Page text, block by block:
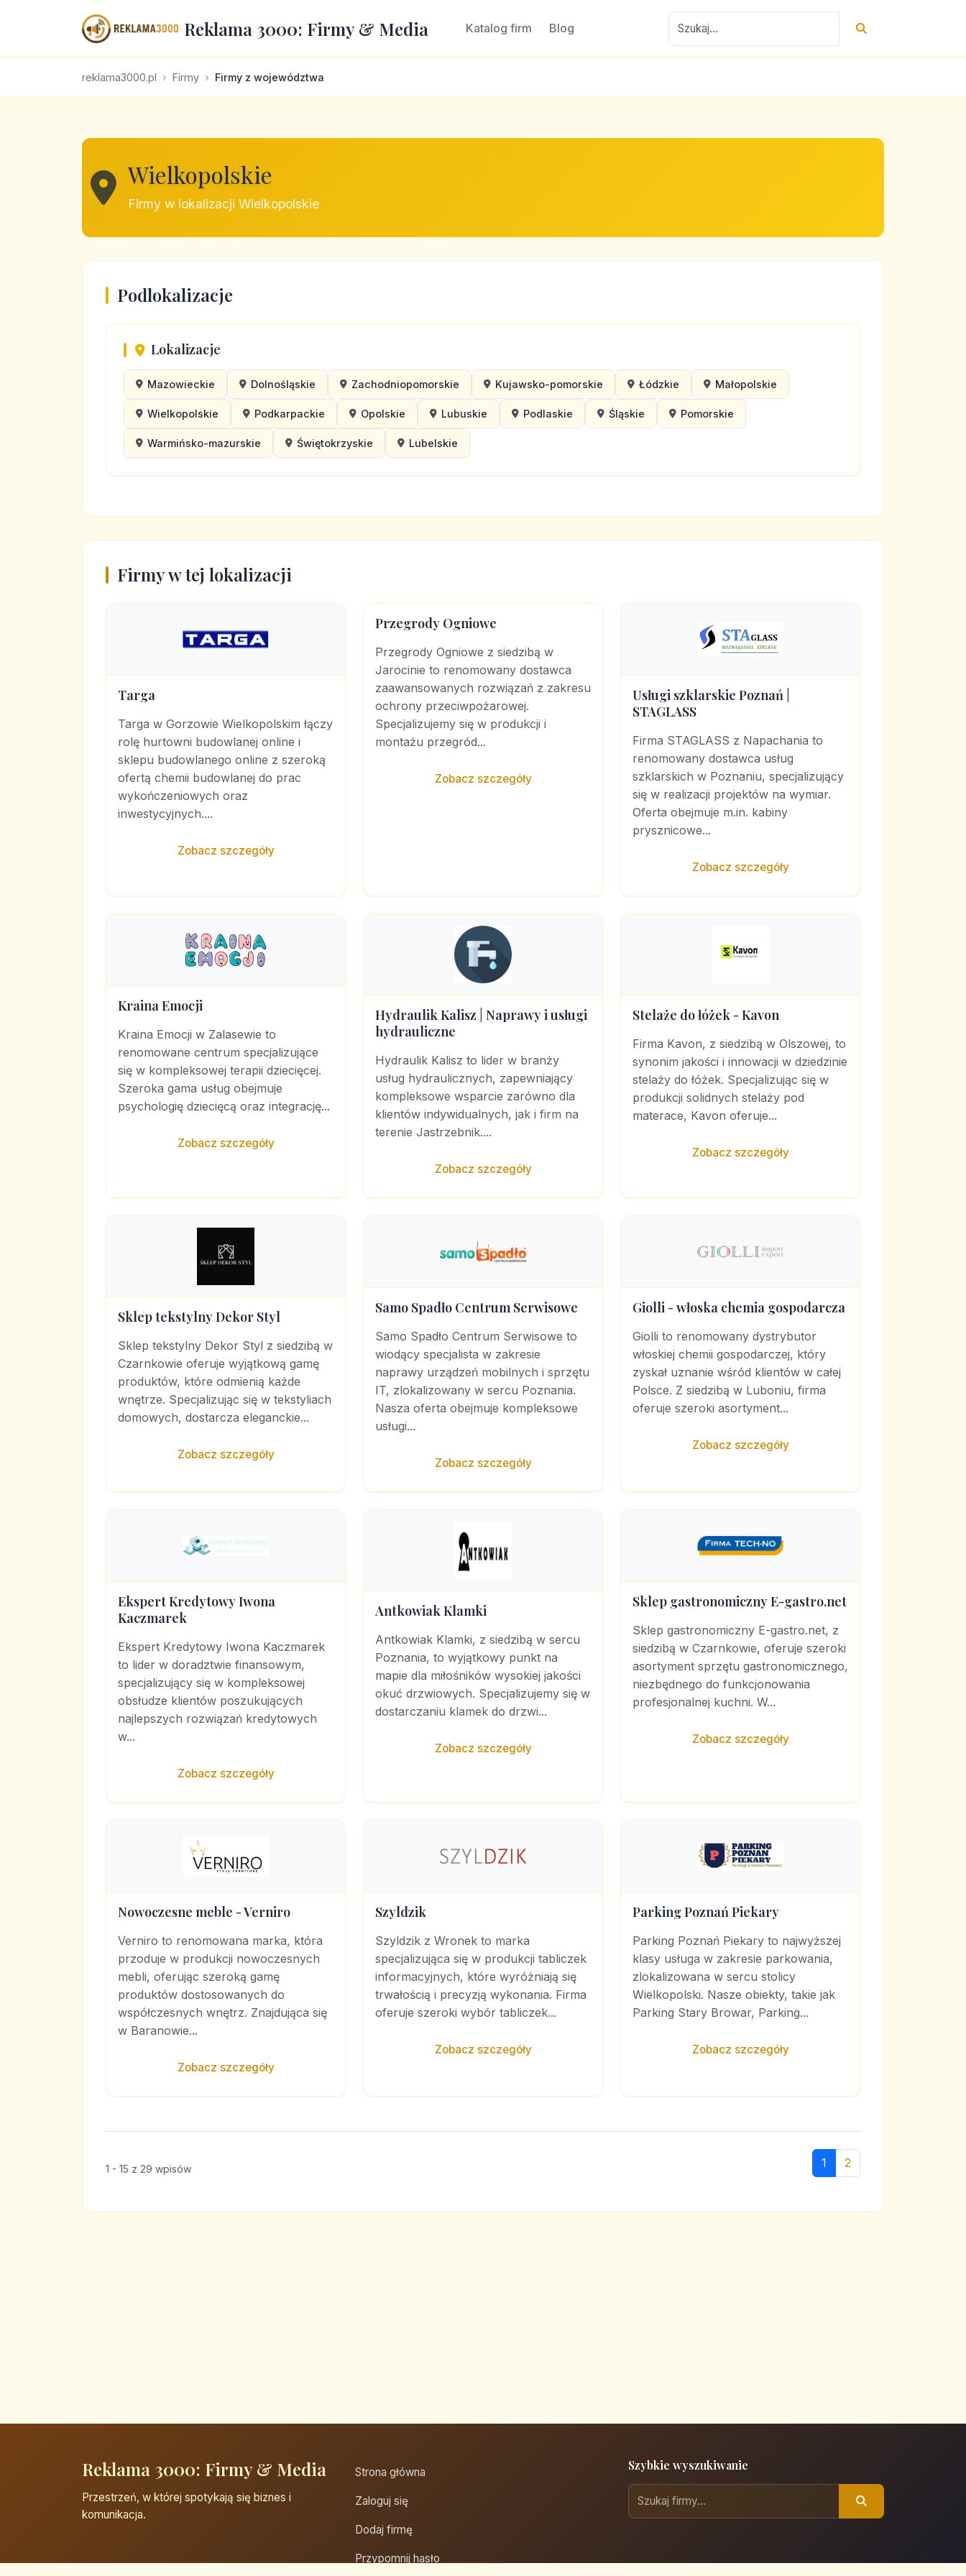
Reklama 3000: Firmy & Media Katalog firm Blog
reklama3000.pl Firmy Firmy z województwa
Wielkopolskie
Firmy w lokalizacji Wielkopolskie
Podlokalizacje
Lokalizacje
Mazowieckie Dolnośląskie Zachodniopomorskie Kujawsko-pomorskie Łódzkie Małopolskie
Wielkopolskie Podkarpackie Opolskie Lubuskie Podlaskie Śląskie Pomorskie
Warmińsko-mazurskie Świętokrzyskie Lubelskie
Firmy w tej lokalizacji
Targa
Targa w Gorzowie Wielkopolskim łączy
rolę hurtowni budowlanej online i
sklepu budowlanego online z szeroką
ofertą chemii budowlanej do prac
wykończeniowych oraz
inwestycyjnych....
Zobacz szczegóły
Przegrody Ogniowe
Przegrody Ogniowe z siedzibą w
Jarocinie to renomowany dostawca
zaawansowanych rozwiązań z zakresu
ochrony przeciwpożarowej.
Specjalizujemy się w produkcji i
montażu przegród...
Zobacz szczegóły
Usługi szklarskie Poznań |
STAGLASS
Firma STAGLASS z Napachania to
renomowany dostawca usług
szklarskich w Poznaniu, specjalizujący
się w realizacji projektów na wymiar.
Oferta obejmuje m.in. kabiny
prysznicowe...
Zobacz szczegóły
Kraina Emocji
Kraina Emocji w Zalasewie to
renomowane centrum specjalizujące
się w kompleksowej terapii dziecięcej.
Szeroka gama usług obejmuje
psychologię dziecięcą oraz integrację...
Zobacz szczegóły
Hydraulik Kalisz | Naprawy i usługi
hydrauliczne
Hydraulik Kalisz to lider w branży
usług hydraulicznych, zapewniający
kompleksowe wsparcie zarówno dla
klientów indywidualnych, jak i firm na
terenie Jastrzebnik....
Zobacz szczegóły
Stelaże do łóżek - Kavon
Firma Kavon, z siedzibą w Olszowej, to
synonim jakości i innowacji w dziedzinie
stelaży do łóżek. Specjalizując się w
produkcji solidnych stelaży pod
materace, Kavon oferuje...
Zobacz szczegóły
Sklep tekstylny Dekor Styl
Sklep tekstylny Dekor Styl z siedzibą w
Czarnkowie oferuje wyjątkową gamę
produktów, które odmienią każde
wnętrze. Specjalizując się w tekstyliach
domowych, dostarcza eleganckie...
Zobacz szczegóły
Samo Spadło Centrum Serwisowe
Samo Spadło Centrum Serwisowe to
wiodący specjalista w zakresie
naprawy urządzeń mobilnych i sprzętu
IT, zlokalizowany w sercu Poznania.
Nasza oferta obejmuje kompleksowe
usługi...
Zobacz szczegóły
Giolli - włoska chemia gospodarcza
Giolli to renomowany dystrybutor
włoskiej chemii gospodarczej, który
zyskał uznanie wśród klientów w całej
Polsce. Z siedzibą w Luboniu, firma
oferuje szeroki asortyment...
Zobacz szczegóły
Ekspert Kredytowy Iwona
Kaczmarek
Ekspert Kredytowy Iwona Kaczmarek
to lider w doradztwie finansowym,
specjalizujący się w kompleksowej
obsłudze klientów poszukujących
najlepszych rozwiązań kredytowych
w...
Zobacz szczegóły
Antkowiak Klamki
Antkowiak Klamki, z siedzibą w sercu
Poznania, to wyjątkowy punkt na
mapie dla miłośników wysokiej jakości
okuć drzwiowych. Specjalizujemy się w
dostarczaniu klamek do drzwi...
Zobacz szczegóły
Sklep gastronomiczny E-gastro.net
Sklep gastronomiczny E-gastro.net, z
siedzibą w Czarnkowie, oferuje szeroki
asortyment sprzętu gastronomicznego,
niezbędnego do funkcjonowania
profesjonalnej kuchni. W...
Zobacz szczegóły
Nowoczesne meble - Verniro
Verniro to renomowana marka, która
przoduje w produkcji nowoczesnych
mebli, oferując szeroką gamę
produktów dostosowanych do
współczesnych wnętrz. Znajdująca się
w Baranowie...
Zobacz szczegóły
Szyldzik
Szyldzik z Wronek to marka
specjalizująca się w produkcji tabliczek
informacyjnych, które wyróżniają się
trwałością i precyzją wykonania. Firma
oferuje szeroki wybór tabliczek...
Zobacz szczegóły
Parking Poznań Piekary
Parking Poznań Piekary to najwyższej
klasy usługa w zakresie parkowania,
zlokalizowana w sercu stolicy
Wielkopolski. Nasze obiekty, takie jak
Parking Stary Browar, Parking...
Zobacz szczegóły
1 - 15 z 29 wpisów 1 2
Reklama 3000: Firmy & Media
Przestrzeń, w której spotykają się biznes i
komunikacja.
Strona główna
Zaloguj się
Dodaj firmę
Przypomnij hasło
Szybkie wyszukiwanie